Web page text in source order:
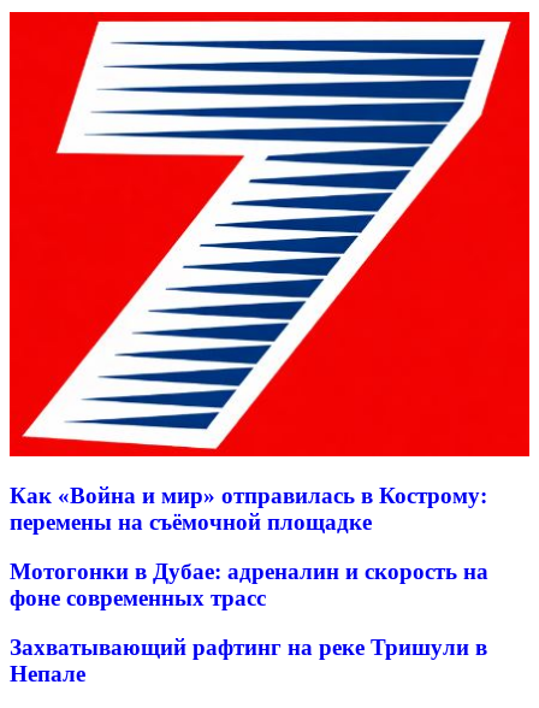
Как «Война и мир» отправилась в Кострому:
перемены на съёмочной площадке
Мотогонки в Дубае: адреналин и скорость на
фоне современных трасс
Захватывающий рафтинг на реке Тришули в
Непале